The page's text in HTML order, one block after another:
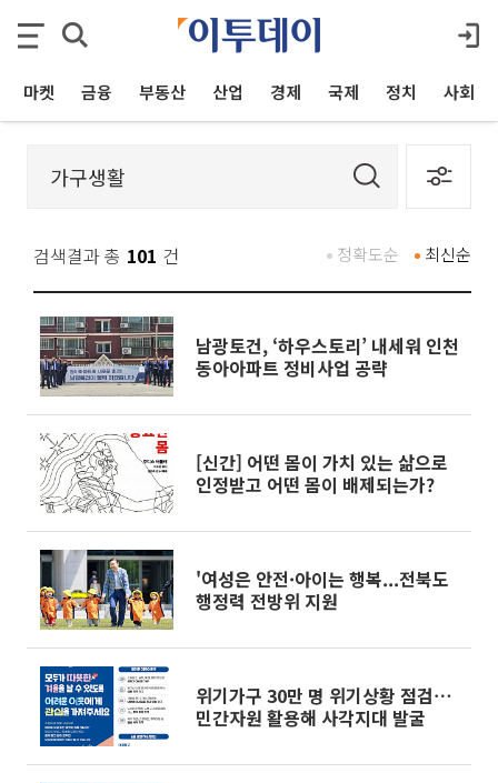
마켓 금융 부동산 산업 경제 국제 정치 사회
검색결과 총 101 건 최신순
정확도순
남광토건, ‘하우스토리’ 내세워 인천
동아아파트 정비사업 공략
[신간] 어떤 몸이 가치 있는 삶으로
인정받고 어떤 몸이 배제되는가?
'여성은 안전·아이는 행복...전북도
행정력 전방위 지원
위기가구 30만 명 위기상황 점검⋯
민간자원 활용해 사각지대 발굴